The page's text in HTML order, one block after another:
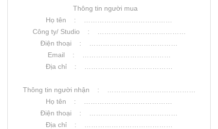
Thông tin người mua
Họ tên : …………………………………
Công ty/ Studio : …………………………………
Điện thoại : …………………………………
Email : …………………………………
Địa chỉ : …………………………………
Thông tin người nhận : …………………………………
Họ tên : …………………………………
Điện thoại : …………………………………
Địa chỉ : …………………………………